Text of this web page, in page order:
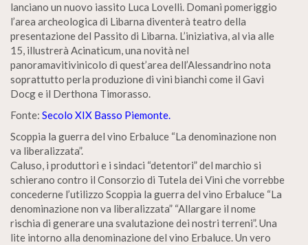
lanciano un nuovo iassito Luca Lovelli. Domani pomeriggio
l’area archeologica di Libarna diventerà teatro della
presentazione del Passito di Libarna. L’iniziativa, al via alle
15, illustrerà Acinaticum, una novità nel
panoramavitivinicolo di quest’area dell’Alessandrino nota
soprattutto perla produzione di vini bianchi come il Gavi
Docg e il Derthona Timorasso.
Fonte: Secolo XIX Basso Piemonte.
Scoppia la guerra del vino Erbaluce “La denominazione non
va liberalizzata”.
Caluso, i produttori e i sindaci “detentori” del marchio si
schierano contro il Consorzio di Tutela dei Vini che vorrebbe
concederne l’utilizzo Scoppia la guerra del vino Erbaluce “La
denominazione non va liberalizzata” “Allargare il nome
rischia di generare una svalutazione dei nostri terreni”. Una
lite intorno alla denominazione del vino Erbaluce. Un vero